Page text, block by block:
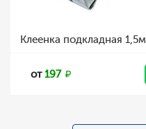
Клеенка подкладная 1,5м
от197